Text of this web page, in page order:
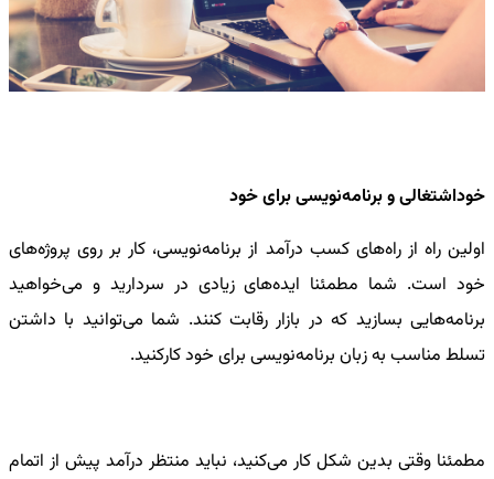
خوداشتغالی و برنامه‌نویسی برای خود
اولین راه ازراه‌های کسب درآمد از برنامه‌نویسی، کار بر روی پروژه‌های
خود است. شما مطمئنا ایده‌های زیادی در سردارید و می‌خواهید
برنامه‌هایی بسازید که در بازار رقابت کنند. شما می‌توانید با داشتن
تسلط مناسب به زبان برنامه‌نویسی برای خود کارکنید.
مطمئنا وقتی بدین شکل کار می‌کنید، نباید منتظر درآمد پیش از اتمام